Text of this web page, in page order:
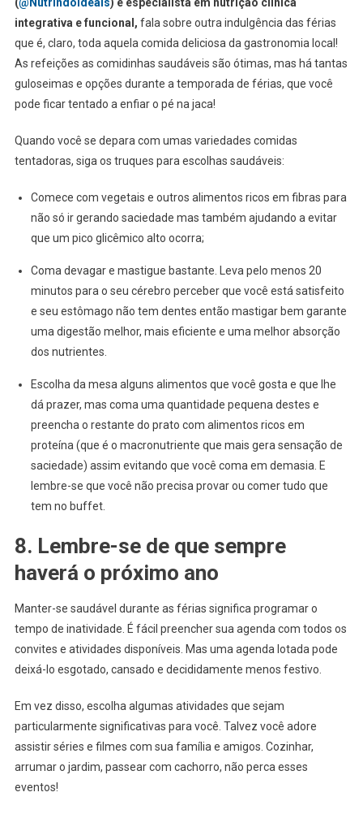
(@NutrindoIdeais) e especialista em nutrição clínica
integrativa e funcional, fala sobre outra indulgência das férias
que é, claro, toda aquela comida deliciosa da gastronomia local!
As refeições as comidinhas saudáveis são ótimas, mas há tantas
guloseimas e opções durante a temporada de férias, que você
pode ficar tentado a enfiar o pé na jaca!
Quando você se depara com umas variedades comidas
tentadoras, siga os truques para escolhas saudáveis:
Comece com vegetais e outros alimentos ricos em fibras para
não só ir gerando saciedade mas também ajudando a evitar
que um pico glicêmico alto ocorra;
Coma devagar e mastigue bastante. Leva pelo menos 20
minutos para o seu cérebro perceber que você está satisfeito
e seu estômago não tem dentes então mastigar bem garante
uma digestão melhor, mais eficiente e uma melhor absorção
dos nutrientes.
Escolha da mesa alguns alimentos que você gosta e que lhe
dá prazer, mas coma uma quantidade pequena destes e
preencha o restante do prato com alimentos ricos em
proteína (que é o macronutriente que mais gera sensação de
saciedade) assim evitando que você coma em demasia. E
lembre-se que você não precisa provar ou comer tudo que
tem no buffet.
8. Lembre-se de que sempre
haverá o próximo ano
Manter-se saudável durante as férias significa programar o
tempo de inatividade. É fácil preencher sua agenda com todos os
convites e atividades disponíveis. Mas uma agenda lotada pode
deixá-lo esgotado, cansado e decididamente menos festivo.
Em vez disso, escolha algumas atividades que sejam
particularmente significativas para você. Talvez você adore
assistir séries e filmes com sua família e amigos. Cozinhar,
arrumar o jardim, passear com cachorro, não perca esses
eventos!